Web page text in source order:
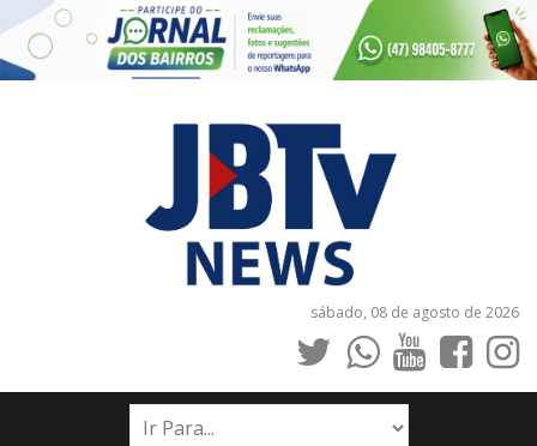
sábado, 08 de agosto de 2026
INÍCIO